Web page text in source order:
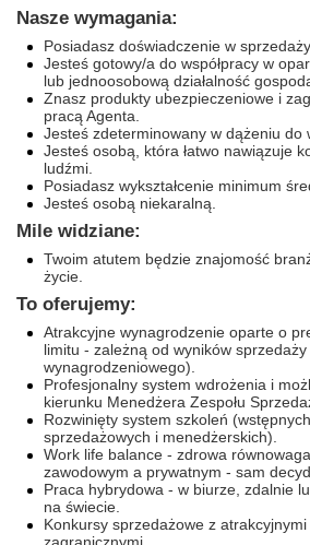
Nasze wymagania:
Posiadasz doświadczenie w
Jesteś gotowy/a do współpracy w
lub jednoosobową działalność
Znasz produkty ubezpieczeniowe i
pracą Agenta.
Jesteś zdeterminowany w dążeniu do
Jesteś osobą, która łatwo nawiązuje
ludźmi.
Posiadasz wykształcenie minimum
Jesteś osobą niekaralną.
Mile widziane:
Twoim atutem będzie znajomość
życie.
To oferujemy:
Atrakcyjne wynagrodzenie oparte o
limitu - zależną od wyników
wynagrodzeniowego).
Profesjonalny system wdrożenia i
kierunku Menedżera Zespołu
Rozwinięty system szkoleń
sprzedażowych i menedżerskich).
Work life balance - zdrowa
zawodowym a prywatnym - sam
Praca hybrydowa - w biurze, zdalnie
na świecie.
Konkursy sprzedażowe z